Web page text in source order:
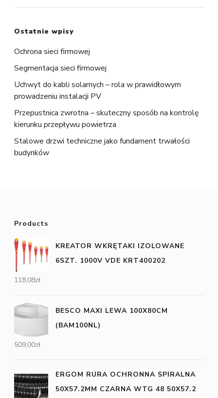
Ostatnie wpisy
Ochrona sieci firmowej
Segmentacja sieci firmowej
Uchwyt do kabli solarnych – rola w prawidłowym
prowadzeniu instalacji PV
Przepustnica zwrotna – skuteczny sposób na kontrolę
kierunku przepływu powietrza
Stalowe drzwi techniczne jako fundament trwałości
budynków
Products
KREATOR WKRĘTAKI IZOLOWANE
6SZT. 1000V VDE KRT400202
118,08zł
BESCO MAXI LEWA 100X80CM
(BAM100NL)
509,00zł
ERGOM RURA OCHRONNA SPIRALNA
50X57.2MM CZARNA WTG 48 50X57.2